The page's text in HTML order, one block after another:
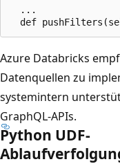
  ...
Azure Databricks
Datenquellen zu
systemintern
GraphQL-APIs.
Python UDF-